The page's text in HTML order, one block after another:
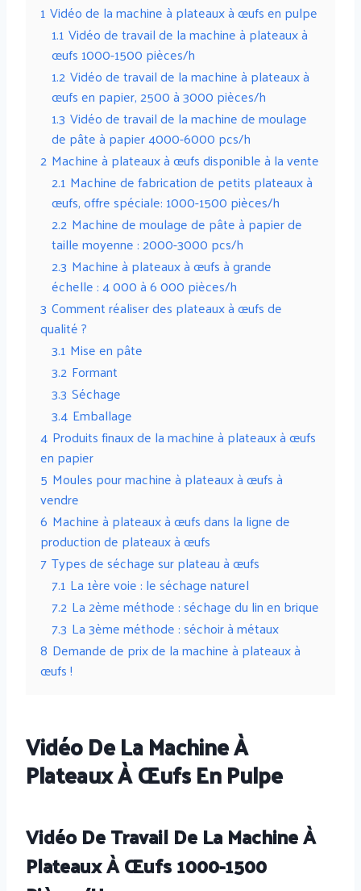
1 Vidéo de la machine à plateaux à œufs en pulpe
1.1 Vidéo de travail de la machine à plateaux à
œufs 1000-1500 pièces/h
1.2 Vidéo de travail de la machine à plateaux à
œufs en papier, 2500 à 3000 pièces/h
1.3 Vidéo de travail de la machine de moulage
de pâte à papier 4000-6000 pcs/h
2 Machine à plateaux à œufs disponible à la vente
2.1 Machine de fabrication de petits plateaux à
œufs, offre spéciale: 1000-1500 pièces/h
2.2 Machine de moulage de pâte à papier de
taille moyenne : 2000-3000 pcs/h
2.3 Machine à plateaux à œufs à grande
échelle : 4 000 à 6 000 pièces/h
3 Comment réaliser des plateaux à œufs de
qualité ?
3.1 Mise en pâte
3.2 Formant
3.3 Séchage
3.4 Emballage
4 Produits finaux de la machine à plateaux à œufs
en papier
5 Moules pour machine à plateaux à œufs à
vendre
6 Machine à plateaux à œufs dans la ligne de
production de plateaux à œufs
7 Types de séchage sur plateau à œufs
7.1 La 1ère voie : le séchage naturel
7.2 La 2ème méthode : séchage du lin en brique
7.3 La 3ème méthode : séchoir à métaux
8 Demande de prix de la machine à plateaux à
œufs !
Vidéo De La Machine À
Plateaux À Œufs En Pulpe
Vidéo De Travail De La Machine À
Plateaux À Œufs 1000-1500